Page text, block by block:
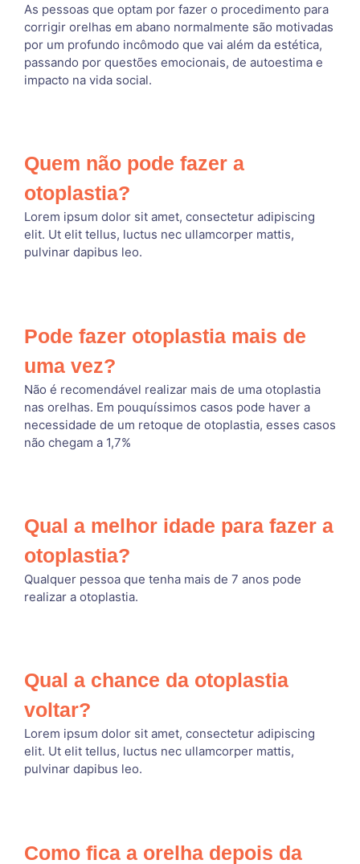
As pessoas que optam por fazer o procedimento para
corrigir orelhas em abano normalmente são motivadas
por um profundo incômodo que vai além da estética,
passando por questões emocionais, de autoestima e
impacto na vida social.
Quem não pode fazer a
otoplastia?
Lorem ipsum dolor sit amet, consectetur adipiscing
elit. Ut elit tellus, luctus nec ullamcorper mattis,
pulvinar dapibus leo.
Pode fazer otoplastia mais de
uma vez?
Não é recomendável realizar mais de uma otoplastia
nas orelhas. Em pouquíssimos casos pode haver a
necessidade de um retoque de otoplastia, esses casos
não chegam a 1,7%
Qual a melhor idade para fazer a
otoplastia?
Qualquer pessoa que tenha mais de 7 anos pode
realizar a otoplastia.
Qual a chance da otoplastia
voltar?
Lorem ipsum dolor sit amet, consectetur adipiscing
elit. Ut elit tellus, luctus nec ullamcorper mattis,
pulvinar dapibus leo.
Como fica a orelha depois da